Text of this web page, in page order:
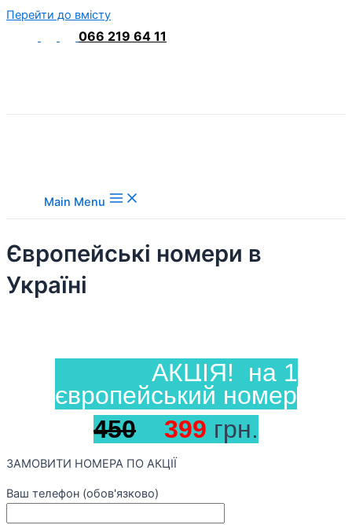
Перейти до вмісту
066 219 64 11
Main Menu
Європейські номери в
Україні
АКЦІЯ! на 1
європейський номер
450
399 грн.
ЗАМОВИТИ НОМЕРА ПО АКЦІЇ
Ваш телефон (обов'язково)